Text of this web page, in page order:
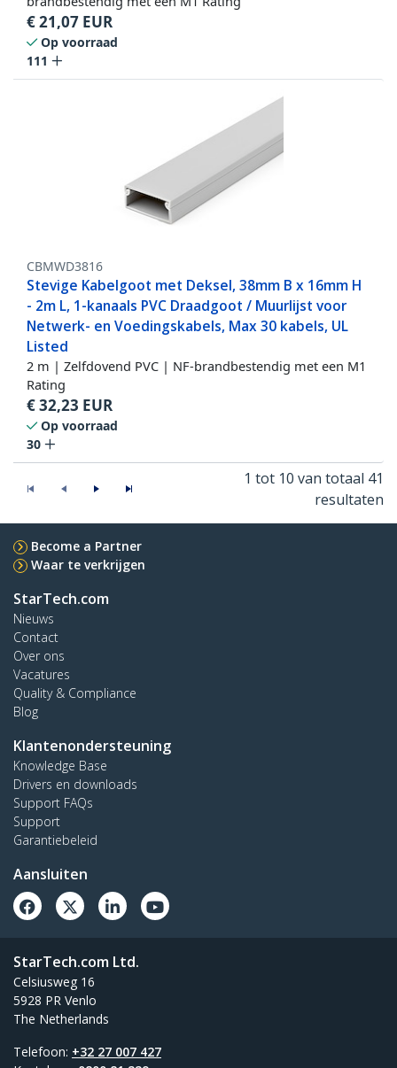
€21,07 EUR
Op voorraad
111
CBMWD3816
Stevige Kabelgoot met Deksel, 38mm B x 16mm H
- 2m L, 1-kanaals PVC Draadgoot / Muurlijst voor
Netwerk- en Voedingskabels, Max 30 kabels, UL
Listed
2 m | Zelfdovend PVC | NF-brandbestendig met een M1
Rating
€32,23 EUR
Op voorraad
30
1 tot 10 van totaal 41
resultaten
Become a Partner
Waar te verkrijgen
StarTech.com
Nieuws
Contact
Over ons
Vacatures
Quality & Compliance
Blog
Klantenondersteuning
Knowledge Base
Drivers en downloads
Support FAQs
Support
Garantiebeleid
Aansluiten
StarTech.com Ltd.
Celsiusweg 16
5928 PR Venlo
The Netherlands
Telefoon: +32 27 007 427